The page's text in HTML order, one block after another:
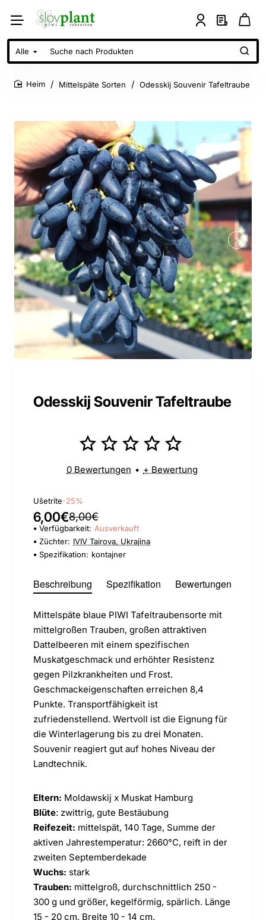
Alle
Suche
nach
Produkten
Mittelspäte Sorten Odesskij Souvenir Tafeltraube
Odesskij Souvenir Tafeltraube
0 Bewertungen • + Bewertung
Ušetríte-25%
6,00€8,00€
Verfügbarkeit: Ausverkauft
Züchter: IVIV Tairova, Ukrajina
Spezifikation: kontajner
Beschreibung Spezifikation Bewertungen
Mittelspäte blaue PIWI Tafeltraubensorte mit
mittelgroßen Trauben, großen attraktiven
Dattelbeeren mit einem spezifischen
Muskatgeschmack und erhöhter Resistenz
gegen Pilzkrankheiten und Frost.
Geschmackeigenschaften erreichen 8,4
Punkte. Transportfähigkeit ist
zufriedenstellend. Wertvoll ist die Eignung für
die Winterlagerung bis zu drei Monaten.
Souvenir reagiert gut auf hohes Niveau der
Landtechnik.
Eltern: Moldawskij x Muskat Hamburg
Blüte: zwittrig, gute Bestäubung
Reifezeit: mittelspät, 140 Tage, Summe der
aktiven Jahrestemperatur: 2660°C, reift in der
zweiten Septemberdekade
Wuchs: stark
Trauben: mittelgroß, durchschnittlich 250 -
300 g und größer, kegelförmig, spärlich. Länge
15 - 20 cm, Breite 10 - 14 cm.